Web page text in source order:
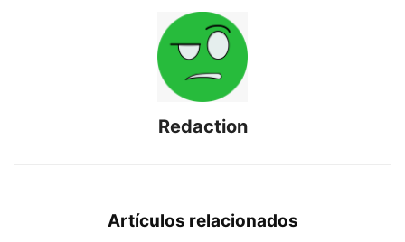
Redaction
Artículos relacionados